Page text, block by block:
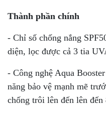
Thành phần chính
- Chỉ số chống nắng
diện, lọc được cả 3 tia
- Công nghệ Aqua
năng bảo vệ mạnh mẽ
chống trôi lên đến lên